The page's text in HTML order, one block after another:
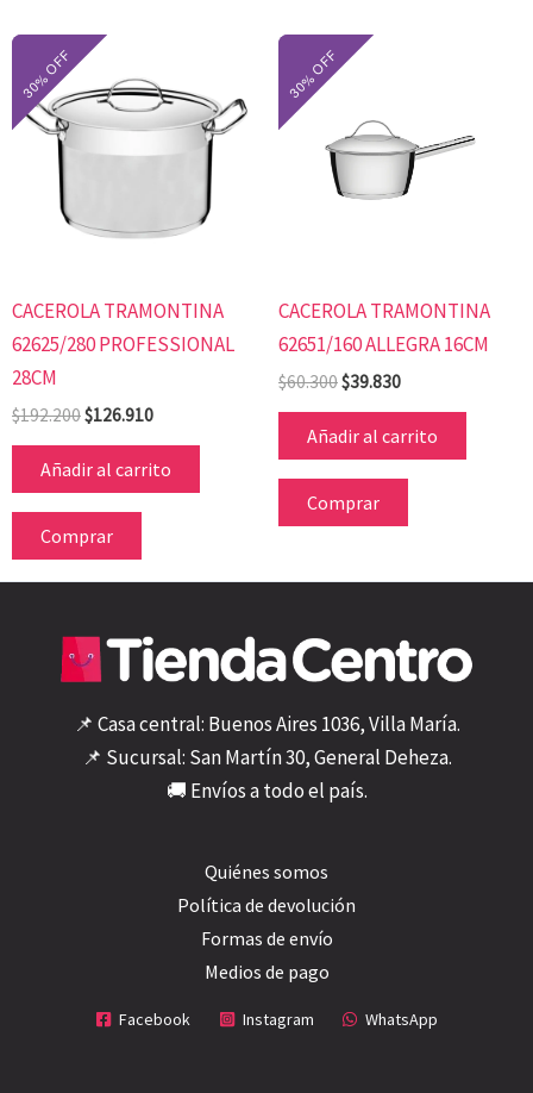
CACEROLA TRAMONTINA
62625/280 PROFESSIONAL
28CM
$192.200
El
original
era:
$192.200.
$126.910
actual
es:
$126.910.
Añadir al carrito
Comprar
CACEROLA TRAMONTINA
62651/160 ALLEGRA 16CM
$60.300
precio
$60.300.
$39.830
$39.830.
Añadir al carrito
Comprar
📌 Casa central: Buenos Aires 1036, Villa María.
📌 Sucursal: San Martín 30, General Deheza.
🚚 Envíos a todo el país.
Quiénes somos
Política de devolución
Formas de envío
Medios de pago
Facebook Instagram WhatsApp